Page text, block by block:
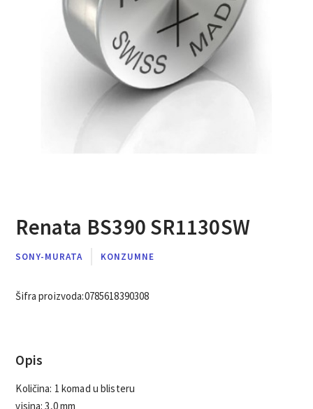
Renata BS390 SR1130SW
SONY-MURATA KONZUMNE
Šifra proizvoda:0785618390308
Opis
Količina: 1 komad u blisteru
visina: 3,0 mm